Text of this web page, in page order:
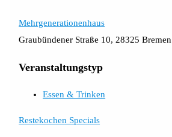
Mehrgenerationenhaus
Graubündener Straße 10, 28325 Bremen
Veranstaltungstyp
Essen & Trinken
Restekochen Specials